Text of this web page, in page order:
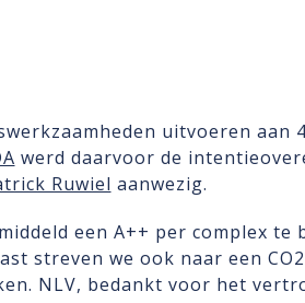
uitvoeren aan
werd daarvoor de
Ruwiel aanwezig.
een A++ per complex te
streven we ook naar een
NLV, bedankt voor het